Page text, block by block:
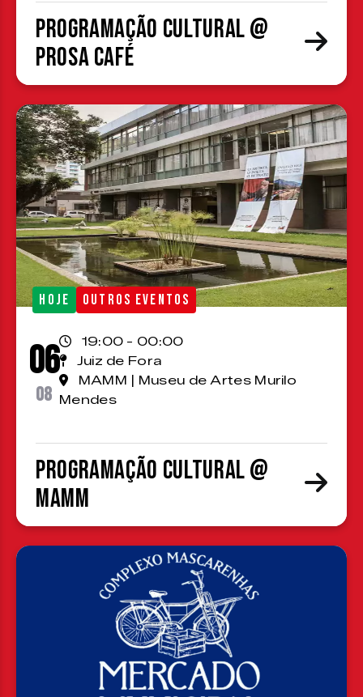
Programação cultural @
Prosa Café
HOJE OUTROS EVENTOS
06
08
19:00 - 00:00
Juiz de Fora
MAMM | Museu de Artes Murilo
Mendes
Programação cultural @
MAMM